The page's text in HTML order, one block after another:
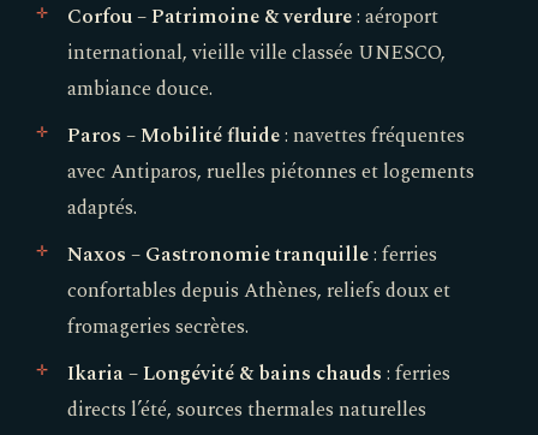
Corfou – Patrimoine & verdure: aéroport
international, vieille ville classée UNESCO,
ambiance douce.
Paros – Mobilité fluide: navettes fréquentes
avec Antiparos, ruelles piétonnes et logements
adaptés.
Naxos – Gastronomie tranquille: ferries
confortables depuis Athènes, reliefs doux et
fromageries secrètes.
Ikaria – Longévité & bains chauds : ferries
directs l’été, sources thermales naturelles